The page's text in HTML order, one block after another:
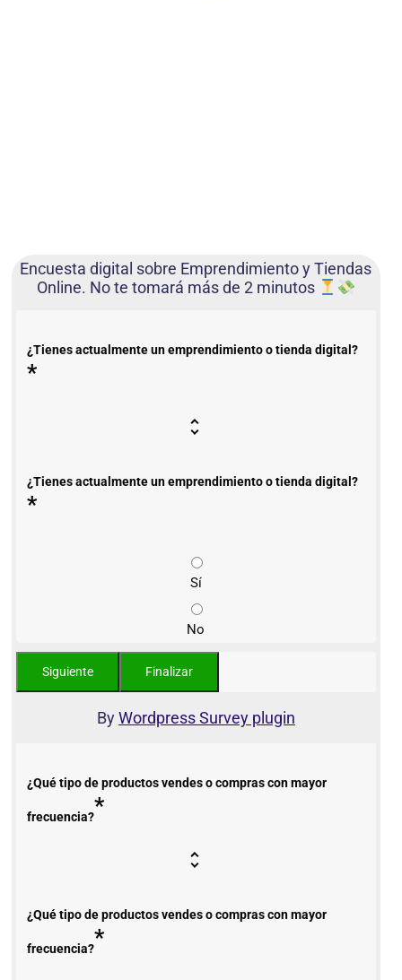
Encuesta digital sobre Emprendimiento y Tiendas
Online. No te tomará más de 2 minutos
¿Tienes actualmente un emprendimiento o tienda digital?
*
¿Tienes actualmente un emprendimiento o tienda digital?
*
Sí
No
ByWordpress Survey plugin
¿Qué tipo de productos vendes o compras con mayor
frecuencia?*
¿Qué tipo de productos vendes o compras con mayor
frecuencia?*